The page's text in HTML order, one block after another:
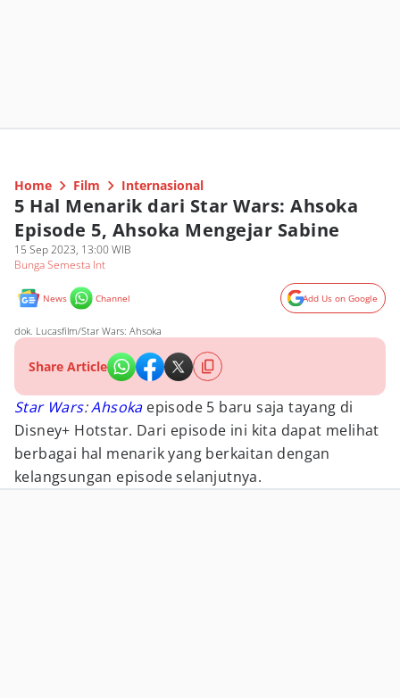
Home Film Internasional
5 Hal Menarik dari Star Wars: Ahsoka
Episode 5, Ahsoka Mengejar Sabine
15 Sep 2023, 13:00 WIB
Bunga Semesta Int
News Channel Add Us on Google
dok. Lucasfilm/Star Wars: Ahsoka
Share Article
Star Wars:Ahsokaepisode 5 baru saja tayang di
Disney+ Hotstar. Dari episode ini kita dapat melihat
berbagai hal menarik yang berkaitan dengan
kelangsungan episode selanjutnya.